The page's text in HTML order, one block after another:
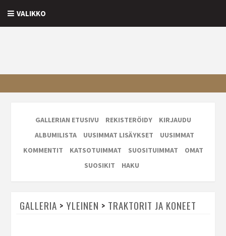
VALIKKO
GALLERIAN ETUSIVU REKISTERÖIDY
KIRJAUDU
ALBUMILISTA
UUSIMMAT LISÄYKSET
UUSIMMAT
KOMMENTIT
KATSOTUIMMAT SUOSITUIMMAT
OMAT
SUOSIKIT
HAKU
GALLERIA > YLEINEN > TRAKTORIT JA KONEET